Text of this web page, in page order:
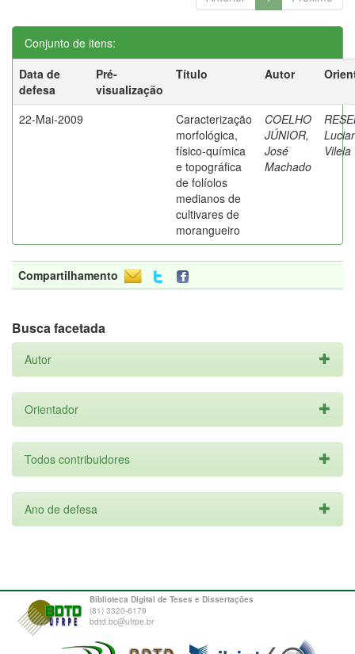
Conjunto de itens:
Data de
defesa
Pré-
visualização
Título Autor
22-Mai-2009
Caracterização
morfológica,
físico-química
e topográfica
de folíolos
medianos de
cultivares de
morangueiro
COELHO
JÚNIOR,
José
Machado
Vilela
Compartilhamento
Busca facetada
Autor
Orientador
Todos contribuidores
Ano de defesa
Biblioteca Digital de Teses e Dissertações
(81) 3320-6179
bdtd.bc@ufrpe.br